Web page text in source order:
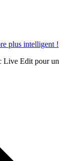
plus intelligent !
Live Edit pour un